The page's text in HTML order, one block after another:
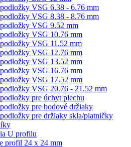
VSG 6.38 - 6.76 mm
VSG 8.38 - 8.76 mm
VSG 9.52 mm
VSG 10.76 mm
VSG 11.52 mm
VSG 12.76 mm
VSG 13.52 mm
VSG 16.76 mm
VSG 17.52 mm
VSG 20.76 - 21.52 mm
pre úchyt plechu
pre bodové držiaky
pre držiaky skla/platničky
U profilu
profil 24 x 24 mm